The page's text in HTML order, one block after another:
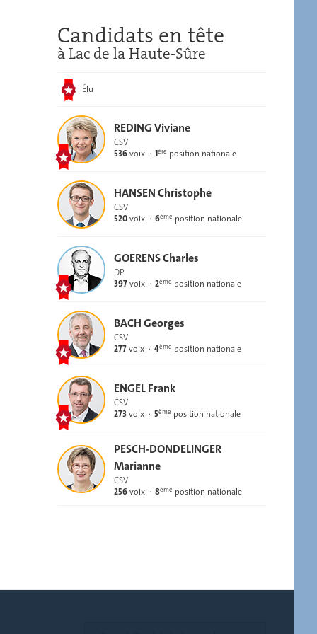
Candidats en tête
à Lac de la Haute-Sûre
Élu
REDING Viviane
CSV
536voix 1ère position nationale
HANSEN Christophe
CSV
520voix 6ème position nationale
GOERENS Charles
DP
397voix 2ème position nationale
BACH Georges
CSV
277voix 4ème position nationale
ENGEL Frank
CSV
273voix 5ème position nationale
PESCH-DONDELINGER
Marianne
CSV
256voix 8ème position nationale